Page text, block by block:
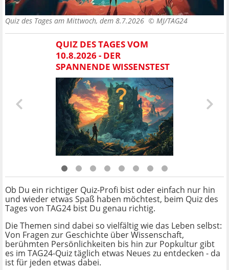
Quiz des Tages am Mittwoch, dem 8.7.2026 © MJ/TAG24
QUIZ DES TAGES VOM
10.8.2026 - DER
SPANNENDE WISSENSTEST
Ob Du ein richtiger Quiz-Profi bist oder einfach nur hin
und wieder etwas Spaß haben möchtest, beim Quiz des
Tages von TAG24 bist Du genau richtig.
Die Themen sind dabei so vielfältig wie das Leben selbst:
Von Fragen zur Geschichte über Wissenschaft,
berühmten Persönlichkeiten bis hin zur Popkultur gibt
es im TAG24-Quiz täglich etwas Neues zu entdecken - da
ist für jeden etwas dabei.